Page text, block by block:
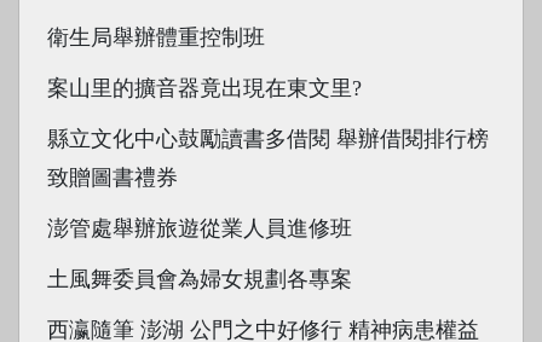
衛生局舉辦體重控制班
案山里的擴音器竟出現在東文里?
縣立文化中心鼓勵讀書多借閱 舉辦借閱排行榜
致贈圖書禮券
澎管處舉辦旅遊從業人員進修班
土風舞委員會為婦女規劃各專案
西瀛隨筆 澎湖 公門之中好修行 精神病患權益